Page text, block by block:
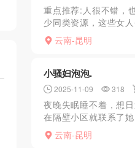
重点推荐:人很不错，
少同类资源，这些女
妈妈兼职做，她可以
以了，价格差不多，
云南-昆明
小骚妇泡泡.
2025-11-09 318
夜晚失眠睡不着，想
在隔壁小区就联系了
好过去。进门已经穿
见她也忍不住了，抱
云南-昆明